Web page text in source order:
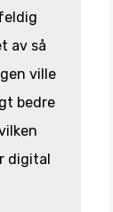
av så
ville
bedre
digital